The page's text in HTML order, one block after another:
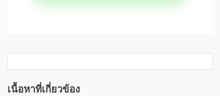
เนื้อหาที่เกี่ยวข้อง